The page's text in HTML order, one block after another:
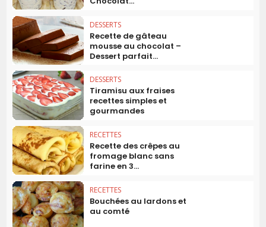
DESSERTS
Recette de gâteau
mousse au chocolat –
Dessert parfait...
DESSERTS
Tiramisu aux fraises
recettes simples et
gourmandes
RECETTES
Recette des crêpes au
fromage blanc sans
farine en 3...
RECETTES
Bouchées au lardons et
au comté